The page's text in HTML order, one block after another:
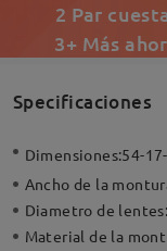
2 Par
3+ Más
Specificaciones
Dimensiones:54-
Ancho de la
Diametro de lentes:
Material de la